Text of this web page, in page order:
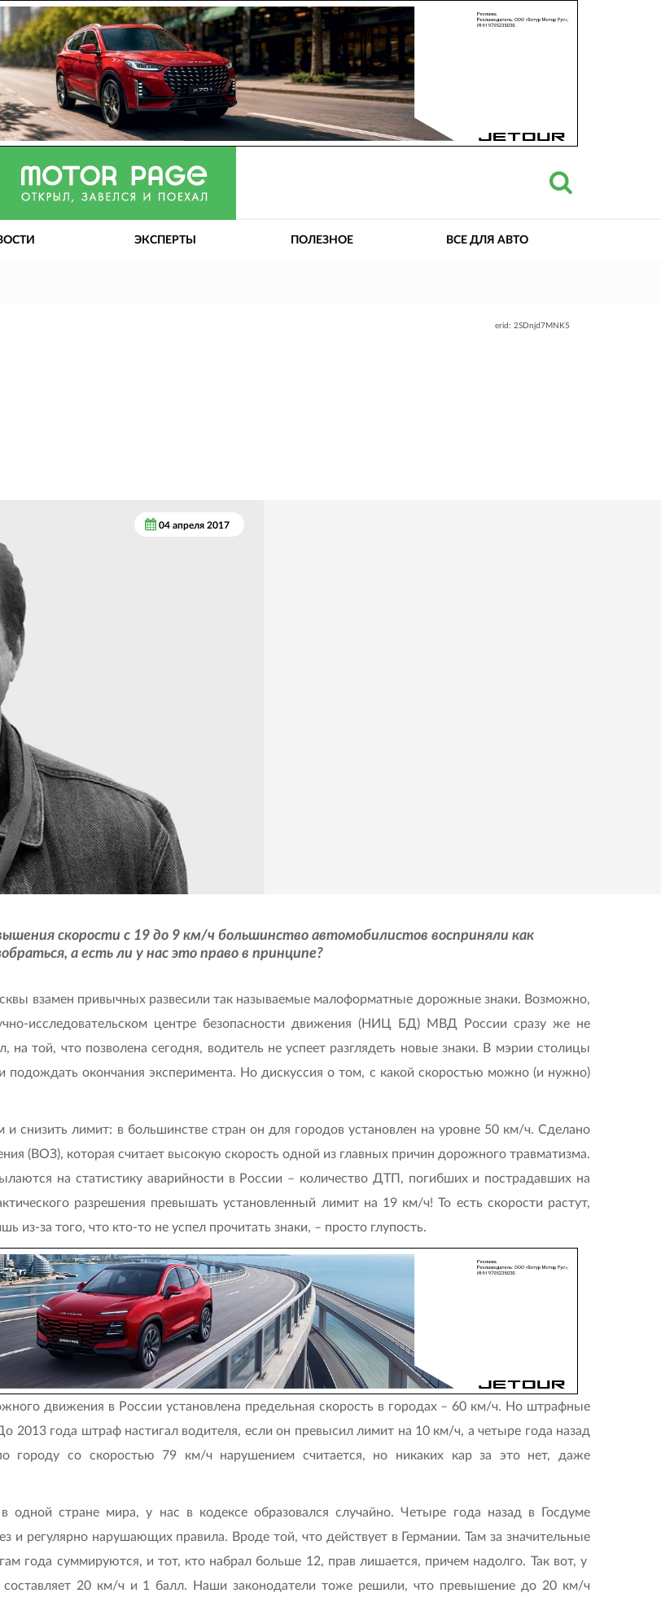
ЭКСПЕРТЫ ПОЛЕЗНОЕ ВСЕ ДЛЯ АВТО
erid: 2SDnjd7MNK5
04 апреля 2017
скорости с 19 до 9 км/ч большинство автомобилистов восприняли как
а есть ли у нас это право в принципе?
взамен привычных развесили так называемые малоформатные дорожные знаки. Возможно,
исследовательском центре безопасности движения (НИЦ БД) МВД России сразу же не
той, что позволена сегодня, водитель не успеет разглядеть новые знаки. В мэрии столицы
окончания эксперимента. Но дискуссия о том, с какой скоростью можно (и нужно)
снизить лимит: в большинстве стран он для городов установлен на уровне 50 км/ч. Сделано
(ВОЗ), которая считает высокую скорость одной из главных причин дорожного травматизма.
на статистику аварийности в России – количество ДТП, погибших и пострадавших на
разрешения превышать установленный лимит на 19 км/ч! То есть скорости растут,
за того, что кто-то не успел прочитать знаки, – просто глупость.
движения в России установлена предельная скорость в городах – 60 км/ч. Но штрафные
2013 года штраф настигал водителя, если он превысил лимит на 10 км/ч, а четыре года назад
городу со скоростью 79 км/ч нарушением считается, но никаких кар за это нет, даже
стране мира, у нас в кодексе образовался случайно. Четыре года назад в Госдуме
и регулярно нарушающих правила. Вроде той, что действует в Германии. Там за значительные
года суммируются, и тот, кто набрал больше 12, прав лишается, причем надолго. Так вот, у
составляет 20 км/ч и 1 балл. Наши законодатели тоже решили, что превышение до 20 км/ч